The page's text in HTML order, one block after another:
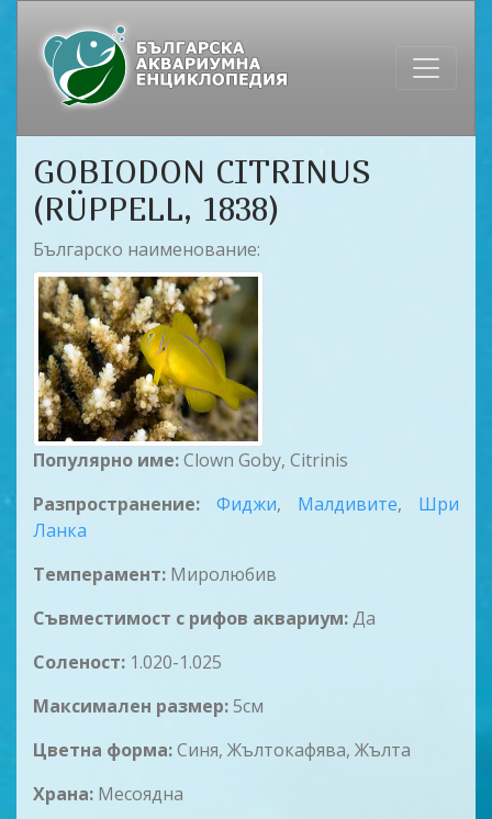
GOBIODON CITRINUS
(RÜPPELL, 1838)
Българско наименование:
Популярно име:Clown Goby, Citrinis
Разпространение:
Фиджи, Малдивите, Шри
Ланка
Темпeрамент: Миролюбив
Съвместимост с рифов аквариум:Да
Соленост: 1.020-1.025
Максимален размер:5см
Цветна форма:Синя, Жълтокафява, Жълта
Храна: Месоядна